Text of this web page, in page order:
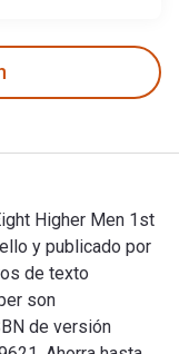
Higher Men 1st
y publicado por
de texto
son
de versión